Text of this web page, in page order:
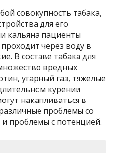
совокупность табака,
для его
кальяна пациенты
через воду в
В составе табака для
вредных
угарный газ, тяжелые
курении
накапливаться в
проблемы со
проблемы с потенцией.